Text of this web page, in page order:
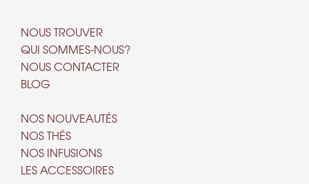
NOUS TROUVER
QUI SOMMES-NOUS?
NOUS CONTACTER
BLOG
NOS NOUVEAUTÉS
NOS THÉS
NOS INFUSIONS
LES ACCESSOIRES